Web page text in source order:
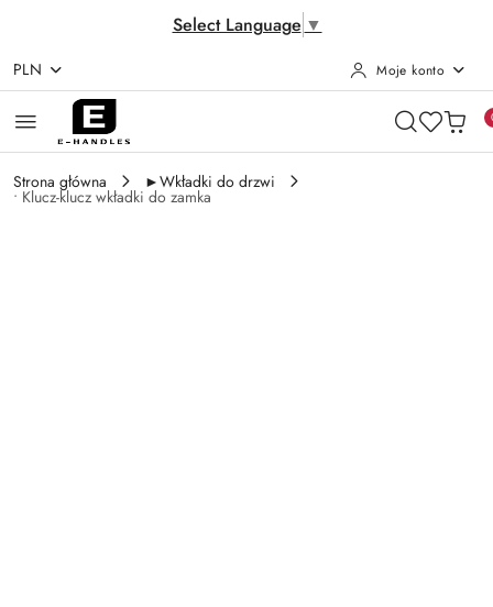
Select Language ▼
Przejdź do treści głównej
Przejdź do wyszukiwarki
Przejdź do moje konto
Przejdź do menu głównego
Przejdź do opisu produktu
Przejdź do stopki
PLN Moje konto
Strona główna ►Wkładki do drzwi
• Klucz-klucz wkładki do zamka